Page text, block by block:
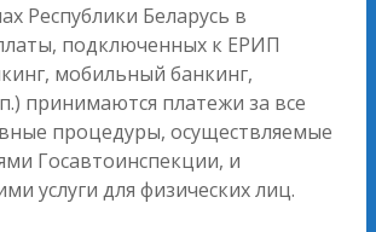
Республики Беларусь в
подключенных к ЕРИП
мобильный банкинг,
принимаются платежи за все
процедуры, осуществляемые
Госавтоинспекции, и
услуги для физических лиц.